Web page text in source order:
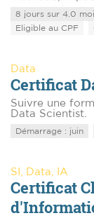
8 jours sur 4.0
Eligible au CPF
Data
Certificat
Suivre une
Data Scientist.
Démarrage : juin
SI, Data, IA
Certificat